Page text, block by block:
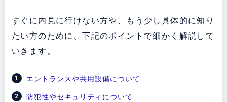
すぐに内見に行けない方や、もう少し具体的に知り
たい方のために、下記のポイントで細かく解説して
いきます。
エントランスや共用設備について
防犯性やセキュリティについて